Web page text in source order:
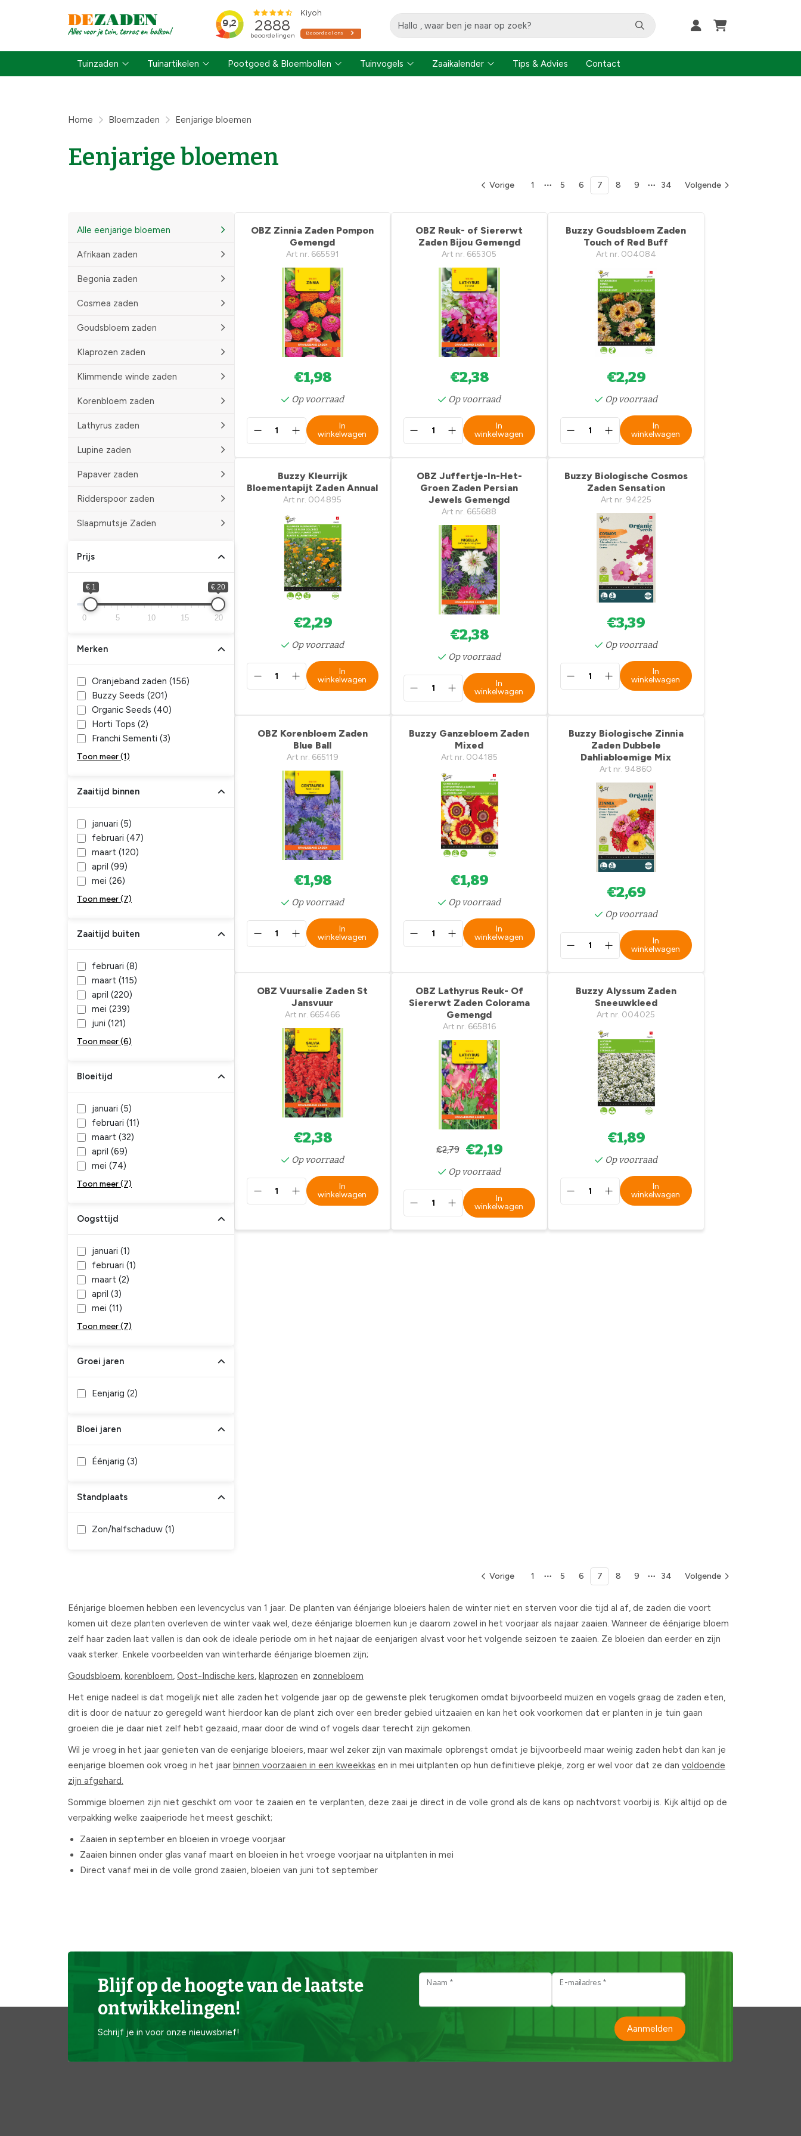
Tuinzaden Tuinartikelen Pootgoed & Bloembollen Tuinvogels Zaaikalender Tips & Advies Contact
Home Bloemzaden Eenjarige bloemen
Eenjarige bloemen
Vorige 1 5 6 7 8 9 34 Volgende
Alle eenjarige bloemen
Afrikaan zaden
Begonia zaden
Cosmea zaden
Goudsbloem zaden
Klaprozen zaden
Klimmende winde zaden
Korenbloem zaden
Lathyrus zaden
Lupine zaden
Papaver zaden
Ridderspoor zaden
Slaapmutsje Zaden
Prijs
€ 1 € 20
0 5 10 15 20
Merken
Oranjeband zaden (156)
Buzzy Seeds (201)
Organic Seeds (40)
Horti Tops (2)
Franchi Sementi (3)
Toon meer (1)
Zaaitijd binnen
januari (5)
februari (47)
maart (120)
april (99)
mei (26)
Toon meer (7)
Zaaitijd buiten
februari (8)
maart (115)
april (220)
mei (239)
juni (121)
Toon meer (6)
Bloeitijd
januari (5)
februari (11)
maart (32)
april (69)
mei (74)
Toon meer (7)
Oogsttijd
januari (1)
februari (1)
maart (2)
april (3)
mei (11)
Toon meer (7)
Groei jaren
Eenjarig (2)
Bloei jaren
Éénjarig (3)
Standplaats
Zon/halfschaduw (1)
OBZ Zinnia Zaden Pompon
Gemengd
Art nr. 665591
€1,98
Op voorraad
In
winkelwagen
OBZ Reuk- of Siererwt
Zaden Bijou Gemengd
Art nr. 665305
€2,38
Op voorraad
In
winkelwagen
Buzzy Goudsbloem Zaden
Touch of Red Buff
Art nr. 004084
€2,29
Op voorraad
In
winkelwagen
Buzzy Kleurrijk
Bloementapijt Zaden Annual
Art nr. 004895
€2,29
Op voorraad
In
winkelwagen
OBZ Juffertje-In-Het-
Groen Zaden Persian
Jewels Gemengd
Art nr. 665688
€2,38
Op voorraad
In
winkelwagen
Buzzy Biologische Cosmos
Zaden Sensation
Art nr. 94225
€3,39
Op voorraad
In
winkelwagen
OBZ Korenbloem Zaden
Blue Ball
Art nr. 665119
€1,98
Op voorraad
In
winkelwagen
Buzzy Ganzebloem Zaden
Mixed
Art nr. 004185
€1,89
Op voorraad
In
winkelwagen
Buzzy Biologische Zinnia
Zaden Dubbele
Dahliabloemige Mix
Art nr. 94860
€2,69
Op voorraad
In
winkelwagen
OBZ Vuursalie Zaden St
Jansvuur
Art nr. 665466
€2,38
Op voorraad
In
winkelwagen
OBZ Lathyrus Reuk- Of
Siererwt Zaden Colorama
Gemengd
Art nr. 665816
€2,79 €2,19
Op voorraad
In
winkelwagen
Buzzy Alyssum Zaden
Sneeuwkleed
Art nr. 004025
€1,89
Op voorraad
In
winkelwagen
Vorige 1 5 6 7 8 9 34 Volgende
Eénjarige bloemen hebben een levencyclus van 1 jaar. De planten van éénjarige bloeiers halen de winter niet en sterven voor die tijd al af, de zaden die voort
komen uit deze planten overleven de winter vaak wel, deze éénjarige bloemen kun je daarom zowel in het voorjaar als najaar zaaien. Wanneer de éénjarige bloem
zelf haar zaden laat vallen is dan ook de ideale periode om in het najaar de eenjarigen alvast voor het volgende seizoen te zaaien. Ze bloeien dan eerder en zijn
vaak sterker. Enkele voorbeelden van winterharde éénjarige bloemen zijn;
Goudsbloem, korenbloem, Oost-Indische kers, klaprozen en zonnebloem
Het enige nadeel is dat mogelijk niet alle zaden het volgende jaar op de gewenste plek terugkomen omdat bijvoorbeeld muizen en vogels graag de zaden eten,
dit is door de natuur zo geregeld want hierdoor kan de plant zich over een breder gebied uitzaaien en kan het ook voorkomen dat er planten in je tuin gaan
groeien die je daar niet zelf hebt gezaaid, maar door de wind of vogels daar terecht zijn gekomen.
Wil je vroeg in het jaar genieten van de eenjarige bloeiers, maar wel zeker zijn van maximale opbrengst omdat je bijvoorbeeld maar weinig zaden hebt dan kan je
eenjarige bloemen ook vroeg in het jaar binnen voorzaaien in een kweekkas en in mei uitplanten op hun definitieve plekje, zorg er wel voor dat ze dan voldoende
zijn afgehard.
Sommige bloemen zijn niet geschikt om voor te zaaien en te verplanten, deze zaai je direct in de volle grond als de kans op nachtvorst voorbij is. Kijk altijd op de
verpakking welke zaaiperiode het meest geschikt;
Zaaien in september en bloeien in vroege voorjaar
Zaaien binnen onder glas vanaf maart en bloeien in het vroege voorjaar na uitplanten in mei
Direct vanaf mei in de volle grond zaaien, bloeien van juni tot september
Blijf op de hoogte van de laatste
ontwikkelingen!
Schrijf je in voor onze nieuwsbrief!
Naam * E-mailadres *
Aanmelden